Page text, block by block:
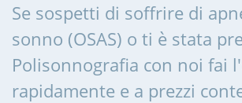
Se sospetti di soffrire di
sonno (OSAS) o ti è stata
Polisonnografia con noi fai
rapidamente e a prezzi